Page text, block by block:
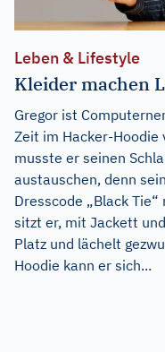
Leben & Lifestyle
Kleider machen
Gregor ist
Zeit im Hacker-Hoodie
musste er seinen
austauschen, denn
Dresscode „Black
sitzt er, mit Jackett
Platz und lächelt
Hoodie kann er sich...